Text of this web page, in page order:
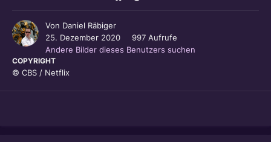
Von Daniel Räbiger
25. Dezember 2020
997 Aufrufe
Andere Bilder dieses Benutzers suchen
COPYRIGHT
© CBS / Netflix